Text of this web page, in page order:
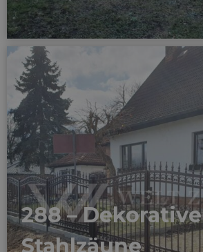
288 – Dekorative
Stahlzäune